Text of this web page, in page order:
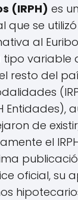
(IRPH) es
que se
al
variable
resto del
Entidades),
de
el
oficial, su